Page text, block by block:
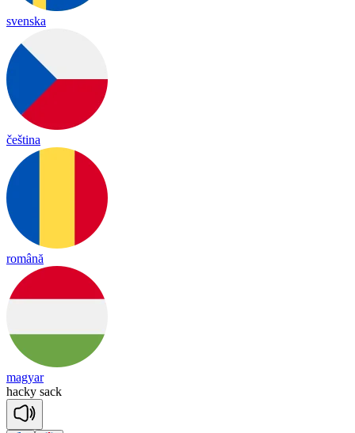
svenska
čeština
română
magyar
hacky sack